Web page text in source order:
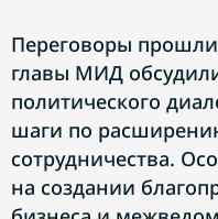
Переговоры
главы МИД
политического
шаги по
сотрудничества.
на создании